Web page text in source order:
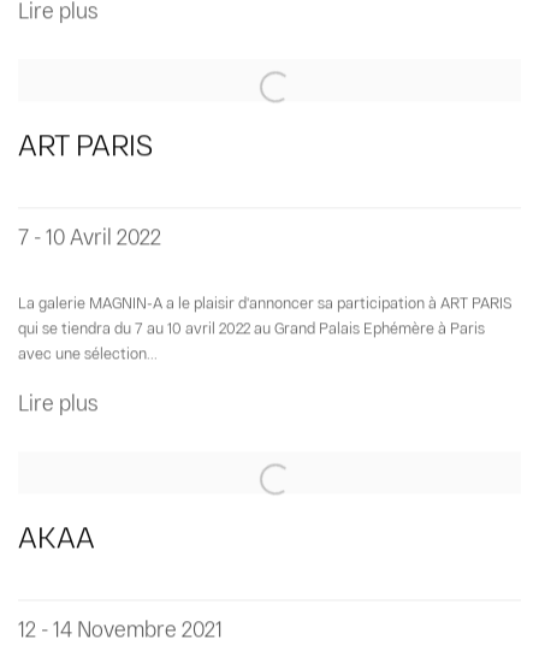
Lire plus
ART PARIS
7 - 10 Avril 2022
La galerie MAGNIN-A a le plaisir d'annoncer sa participation à ART PARIS
qui se tiendra du 7 au 10 avril 2022 au Grand Palais Ephémère à Paris
avec une sélection...
Lire plus
AKAA
12 - 14 Novembre 2021